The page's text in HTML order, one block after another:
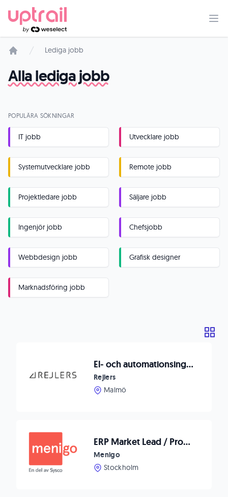
Lediga jobb
Alla lediga jobb
POPULÄRA SÖKNINGAR
IT jobb Utvecklare jobb
Systemutvecklare jobb Remote jobb
Projektledare jobb Säljare jobb
Ingenjör jobb Chefsjobb
Webbdesign jobb Grafisk designer
Marknadsföring jobb
El- och automationsingenjör
Rejlers
Malmö
ERP Market Lead / Program Manager
Menigo
Stockholm